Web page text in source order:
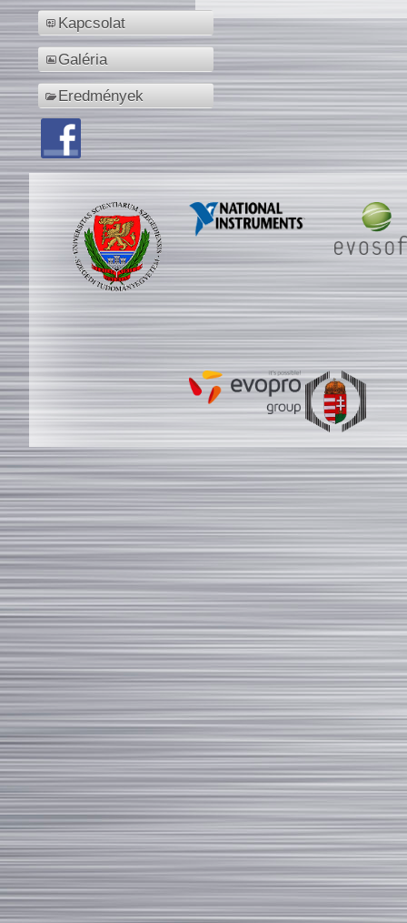
Kapcsolat
Galéria
Eredmények